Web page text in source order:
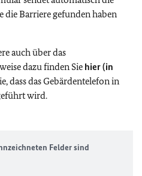
die Barriere gefunden haben
auch über das
dazu finden Sie hier (in
dass das Gebärdentelefon in
wird.
Felder sind